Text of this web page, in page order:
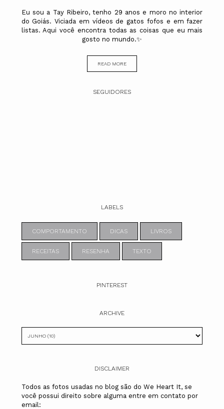
Eu sou a Tay Ribeiro, tenho 29 anos e moro no interior
do Goiás. Viciada em vídeos de gatos fofos e em fazer
listas. Aqui você encontra todas as coisas que eu mais
gosto no mundo.✨
READ MORE
SEGUIDORES
LABELS
COMPORTAMENTO DICAS LIVROS
RECEITAS RESENHA TEXTO
PINTEREST
ARCHIVE
DISCLAIMER
Todos as fotos usadas no blog são do We Heart It, se
você possui direito sobre alguma entre em contato por
email: